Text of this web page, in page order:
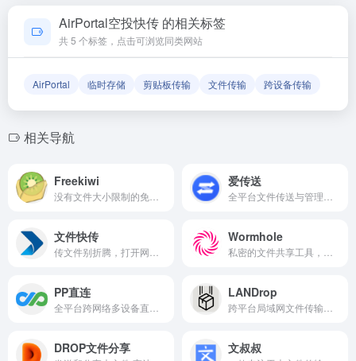
确保导航链接的准确性和有效性。
AirPortal空投快传 的相关标签
共 5 个标签，点击可浏览同类网站
AirPortal 临时存储 剪贴板传输 文件传输 跨设备传输
相关导航
Freekiwi 爱传送
文件快传 Wormhole
PP直连 LANDrop
DROP文件分享 文叔叔